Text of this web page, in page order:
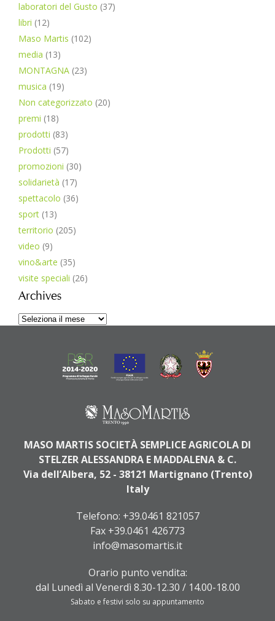
laboratori del Gusto (37)
libri (12)
Maso Martis (102)
media (13)
MONTAGNA (23)
musica (19)
Non categorizzato (20)
premi (18)
prodotti (83)
Prodotti (57)
promozioni (30)
solidarietà (17)
spettacolo (36)
sport (13)
territorio (205)
video (9)
vino&arte (35)
visite speciali (26)
Archives
Archives
MASO MARTIS SOCIETÀ SEMPLICE AGRICOLA DI
STELZER ALESSANDRA E MADDALENA & C.
Via dell’Albera, 52 - 38121 Martignano (Trento)
Italy
Telefono: +39.0461 821057
Fax +39.0461 426773
info@masomartis.it
Orario punto vendita:
dal Lunedì al Venerdì 8.30-12.30 / 14.00-18.00
Sabato e festivi solo su appuntamento